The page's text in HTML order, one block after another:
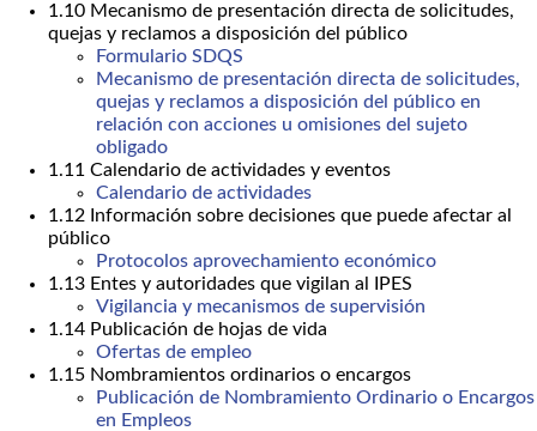
1.10 Mecanismo de presentación directa de solicitudes,
quejas y reclamos a disposición del público
Formulario SDQS
Mecanismo de presentación directa de solicitudes,
quejas y reclamos a disposición del público en
relación con acciones u omisiones del sujeto
obligado
1.11 Calendario de actividades y eventos
Calendario de actividades
1.12 Información sobre decisiones que puede afectar al
público
Protocolos aprovechamiento económico
1.13 Entes y autoridades que vigilan al IPES
Vigilancia y mecanismos de supervisión
1.14 Publicación de hojas de vida
Ofertas de empleo
1.15 Nombramientos ordinarios o encargos
Publicación de Nombramiento Ordinario o Encargos
en Empleos